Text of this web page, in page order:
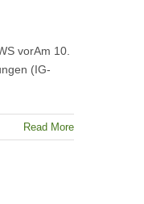
vorAm 10.
(IG-
Read More